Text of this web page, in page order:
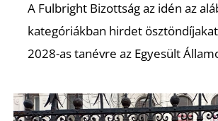
A Fulbright Bizottság az idén az
kategóriákban hirdet
2028-as tanévre az Egyesült